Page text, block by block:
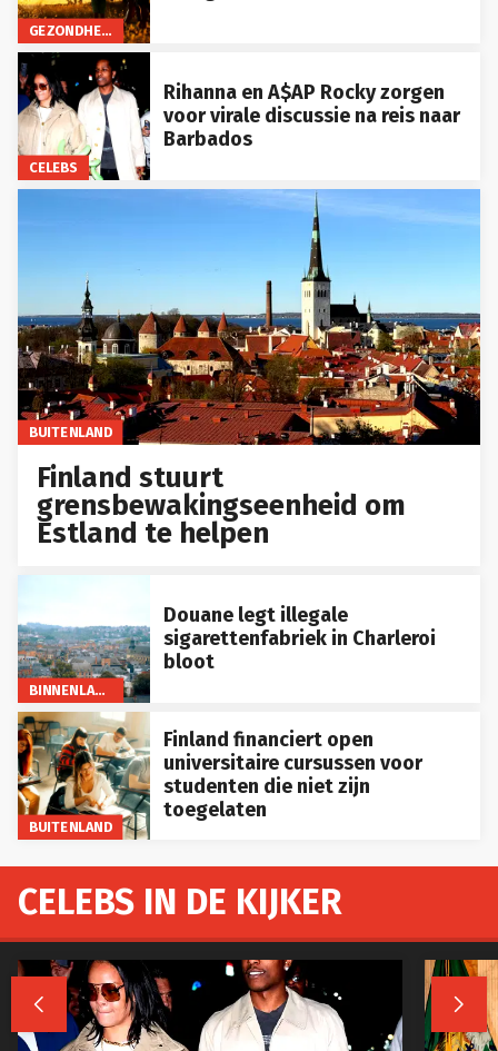
GEZONDHEID
CELEBS
Rihanna en A$AP Rocky zorgen
voor virale discussie na reis naar
Barbados
BUITENLAND
Finland stuurt
grensbewakingseenheid om
Estland te helpen
BINNENLAND
Douane legt illegale
sigarettenfabriek in Charleroi
bloot
BUITENLAND
Finland financiert open
universitaire cursussen voor
studenten die niet zijn
toegelaten
CELEBS IN DE KIJKER
 